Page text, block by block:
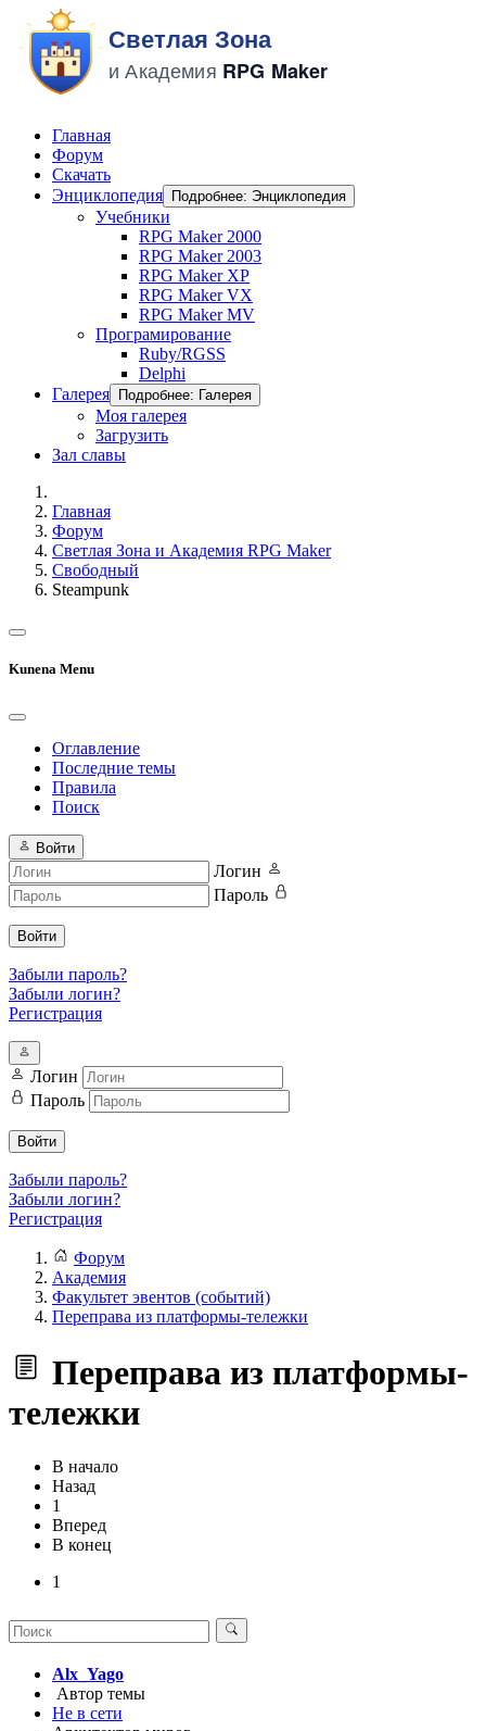
Главная
Форум
Скачать
Энциклопедия
Подробнее: Энциклопедия
Учебники
RPG Maker 2000
RPG Maker 2003
RPG Maker XP
RPG Maker VX
RPG Maker MV
Програмирование
Ruby/RGSS
Delphi
Галерея
Подробнее: Галерея
Моя галерея
Загрузить
Зал славы
Главная
Форум
Светлая Зона и Академия RPG Maker
Свободный
Steampunk
Kunena Menu
Оглавление
Последние темы
Правила
Поиск
Войти
Логин
Пароль
Войти
Забыли пароль?
Забыли логин?
Регистрация
Логин
Пароль
Войти
Забыли пароль?
Забыли логин?
Регистрация
Форум
Академия
Факультет эвентов (событий)
Переправа из платформы-тележки
Переправа из платформы-
тележки
В начало
Назад
1
Вперед
В конец
1
Alx_Yago
Автор темы
Не в сети